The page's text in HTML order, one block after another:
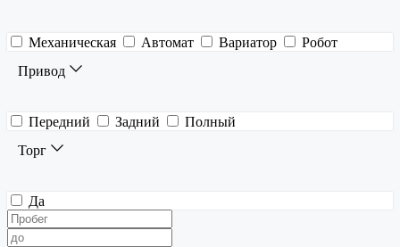
Механическая Автомат Вариатор
Робот
Привод
Передний Задний
Полный
Торг
Да